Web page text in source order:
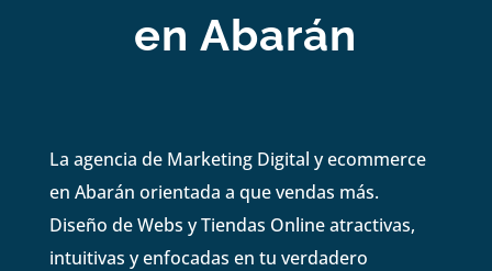
en Abarán
La agencia de Marketing Digital y ecommerce
en Abarán orientada a que vendas más.
Diseño de Webs y Tiendas Online atractivas,
intuitivas y enfocadas en tu verdadero